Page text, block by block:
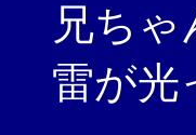
兄ち
雷が光